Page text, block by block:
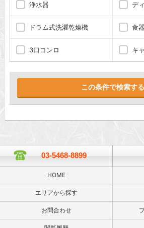
浄水器 デ
ドラム式洗濯乾燥機 食
3口コンロ キ
03-5468-8899
HOME
エリアから探す
お問合わせ